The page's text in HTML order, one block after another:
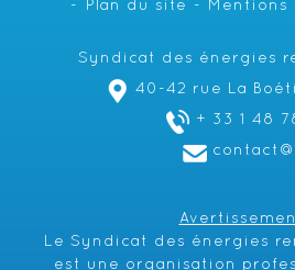
Plan du site
Mentions
Syndicat des énergies
40-42 rue La
+ 33 1 48
Le Syndicat des énergies
est une organisation